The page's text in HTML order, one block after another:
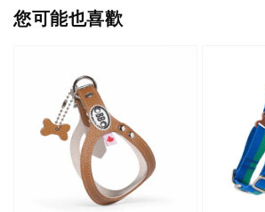
您可能也喜歡